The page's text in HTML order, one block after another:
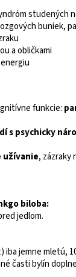
studených
buniek,
a obličkami
funkcie:
s psychicky
užívanie, zázraky
biloba:
jedlom.
jemne mletú,
časti bylín